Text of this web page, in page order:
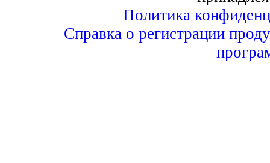
Политика
Справка о регистрации